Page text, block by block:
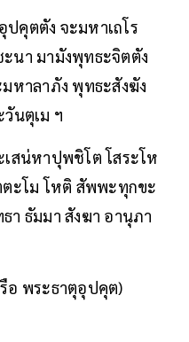
คุตตัง จะมหาเถโร
นา มามังพุทธะจิตตัง
หาลาภัง พุทธะสังฆัง
นตุเม ฯ
สน่หาปุพชิโต โสระโห
ะโม โหติ สัพพะทุกขะ
ธัมมา สังฆา อานุภา
อ พระธาตุอุปคุต)